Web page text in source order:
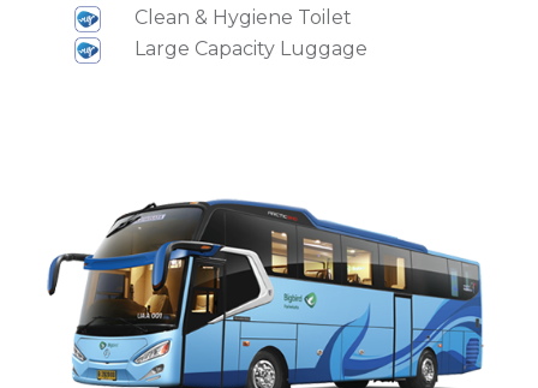
Clean & Hygiene Toilet
Large Capacity Luggage